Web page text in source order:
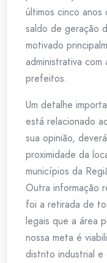
últimos cinco
saldo de geração
motivado
administrativa com
prefeitos.
Um detalhe
está relacionado
sua opinião,
proximidade da
municípios da
Outra informação
foi a retirada de
legais que a área
nossa meta é
distrito industrial e